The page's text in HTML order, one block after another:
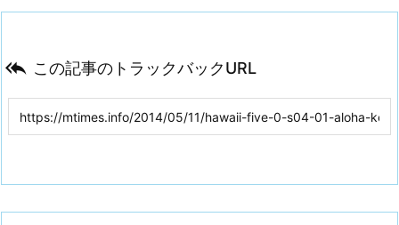
 この記事のトラックバックURL